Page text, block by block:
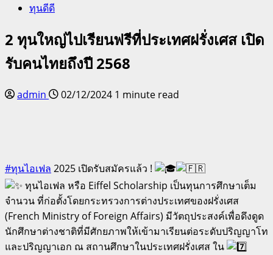
ทุนดีดี
2 ทุนใหญ่ไปเรียนฟรีที่ประเทศฝรั่งเศส เปิด
รับคนไทยถึงปี 2568
admin 02/12/2024 1 minute read
#ทุนไอเฟล 2025 เปิดรับสมัครแล้ว !
ทุนไอเฟล หรือ Eiffel Scholarship เป็นทุนการศึกษาเต็ม
จำนวน ที่ก่อตั้งโดยกระทรวงการต่างประเทศของฝรั่งเศส
(French Ministry of Foreign Affairs) มีวัตถุประสงค์เพื่อดึงดูด
นักศึกษาต่างชาติที่มีศักยภาพให้เข้ามาเรียนต่อระดับปริญญาโท
และปริญญาเอก ณ สถานศึกษาในประเทศฝรั่งเศส ใน